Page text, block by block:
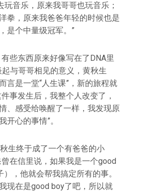
玩音乐，原来我哥哥也玩音乐；
拳，原来我爸爸年轻的时候也是
是个中量级冠军。”
些东西原来好像写在了DNA里
起与哥哥相见的意义，黄秋生
言是一堂“人生课”，新的旅程就
事发生后，我整个人改变了，
、感受给唤醒了一样，我发现原
开心的事情”。
生终于成了一个有爸爸的小
曾在信里说，如果我是一个good
），他就会帮我搞定所有的事。
现在是good boy了吧，所以就